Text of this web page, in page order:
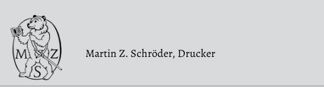
Martin Z. Schröder, Drucker